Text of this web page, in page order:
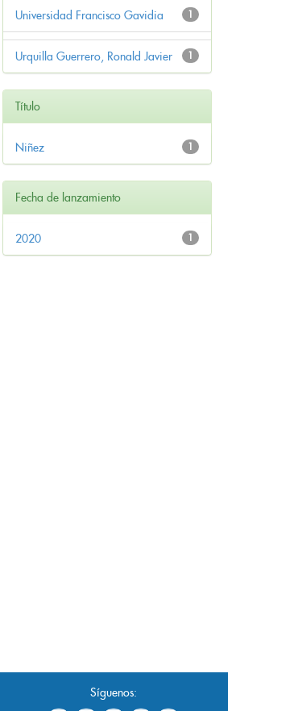
1
Universidad Francisco Gavidia
1
Urquilla Guerrero, Ronald Javier
Título
1
Niñez
Fecha de lanzamiento
1
2020
Síguenos: